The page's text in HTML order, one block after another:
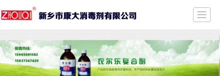
首页 公司介绍 新闻动态 产品展示 荣誉证书 留言反馈 联系我们